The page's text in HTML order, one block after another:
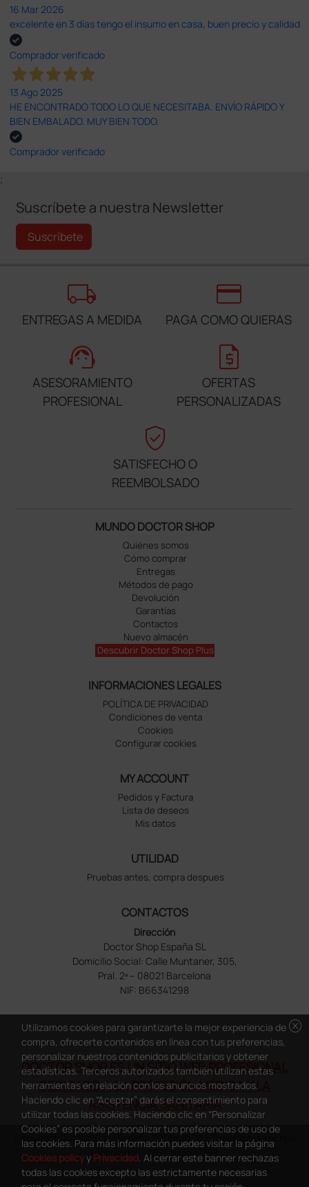
16 Mar 2026
excelente en 3 días tengo el insumo en casa, buen precio y calidad
Comprador verificado
13 Ago 2025
HE ENCONTRADO TODO LO QUE NECESITABA. ENVÍO RÁPIDO Y
BIEN EMBALADO. MUY BIEN TODO.
Comprador verificado
;
Suscríbete a nuestra Newsletter
Suscríbete
local_shipping
ENTREGAS A MEDIDA
credit_card
PAGA COMO QUIERAS
support_agent
ASESORAMIENTO
PROFESIONAL
request_quote
OFERTAS
PERSONALIZADAS
verified_user
SATISFECHO O
REEMBOLSADO
MUNDO DOCTOR SHOP
Quiénes somos
Cómo comprar
Entregas
Métodos de pago
Devolución
Garantías
Contactos
Nuevo almacén
Descubrir Doctor Shop Plus
INFORMACIONES LEGALES
POLÍTICA DE PRIVACIDAD
Condiciones de venta
Cookies
Configurar cookies
MY ACCOUNT
Pedidos y Factura
Lista de deseos
Mis datos
UTILIDAD
Pruebas antes, compra despues
CONTACTOS
Dirección
Doctor Shop España SL
Domicilio Social: Calle Muntaner, 305,
Pral. 2ª – 08021 Barcelona
NIF: B66341298
DOCTOR SHOP ES UN SITIO WEB PROFESIONAL
DEDICADO A LA PROFESIÓN MÉDICA Y LA
ASISTENCIA SANITARIA
Copyright Doctor Shop España 2005-2026 - Todos los derechos
reservados - NIF.: B66341298
cancel
Utilizamos cookies para garantizarte la mejor experiencia de
compra, ofrecerte contenidos en línea con tus preferencias,
personalizar nuestros contenidos publicitarios y obtener
estadísticas. Terceros autorizados también utilizan estas
herramientas en relación con los anuncios mostrados.
Haciendo clic en “Aceptar” darás el consentimiento para
utilizar todas las cookies. Haciendo clic en “Personalizar
Cookies” es posible personalizar tus preferencias de uso de
las cookies. Para más información puedes visitar la página
Cookies policyy Privacidad. Al cerrar este banner rechazas
todas las cookies excepto las estrictamente necesarias